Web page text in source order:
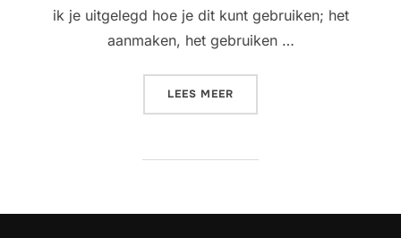
ik je uitgelegd hoe je dit kunt gebruiken; het
aanmaken, het gebruiken …
LEES MEER